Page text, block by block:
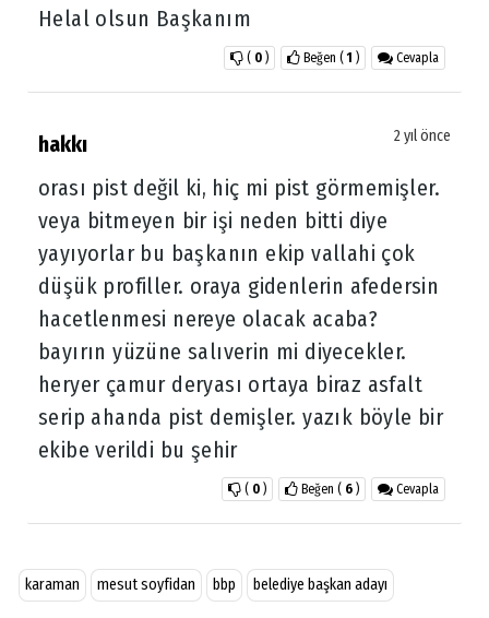
Helal olsun Başkanım
Cevapla
Beğen ( 1 )
( 0 )
hakkı 2 yıl önce
orası pist değil ki, hiç mi pist görmemişler.
veya bitmeyen bir işi neden bitti diye
yayıyorlar bu başkanın ekip vallahi çok
düşük profiller. oraya gidenlerin afedersin
hacetlenmesi nereye olacak acaba?
bayırın yüzüne salıverin mi diyecekler.
heryer çamur deryası ortaya biraz asfalt
serip ahanda pist demişler. yazık böyle bir
ekibe verildi bu şehir
Cevapla
Beğen ( 6 )
( 0 )
karaman mesut soyfidan bbp belediye başkan adayı